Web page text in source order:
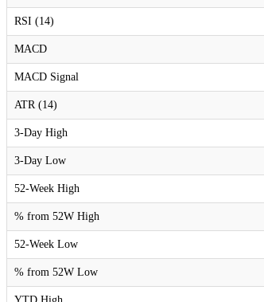
RSI (14)
MACD
MACD Signal
ATR (14)
3-Day High
3-Day Low
52-Week High
% from 52W High
52-Week Low
% from 52W Low